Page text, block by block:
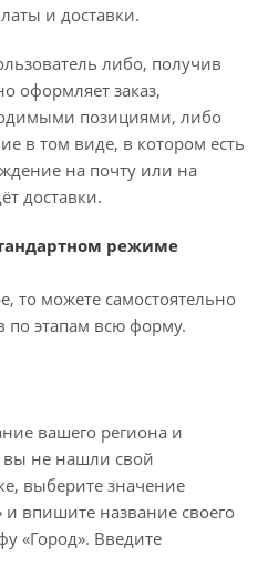
и доставки.
либо, получив
оформляет заказ,
позициями, либо
в том виде, в котором есть
на почту или на
доставки.
режиме
то можете самостоятельно
по этапам всю форму.
вашего региона и
вы не нашли свой
выберите значение
и впишите название своего
«Город». Введите